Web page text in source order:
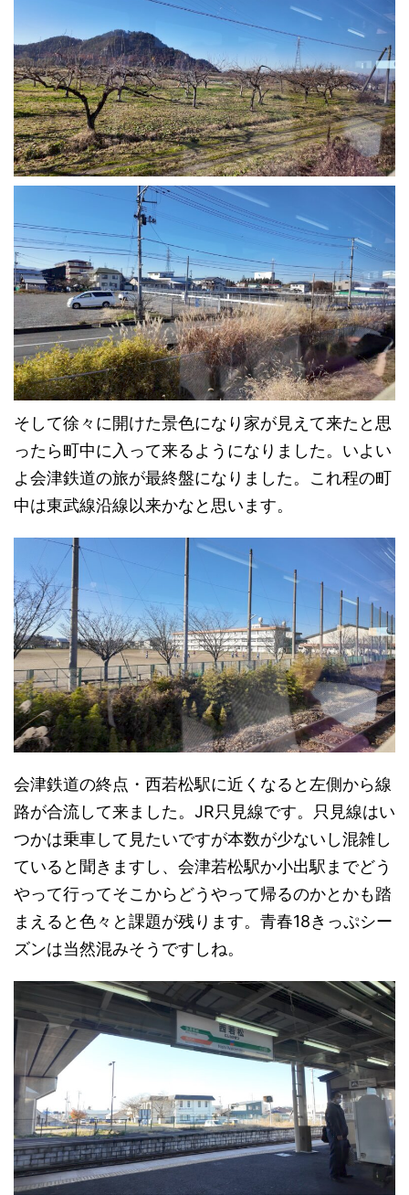
そして徐々に開けた景色になり家が見えて来たと思
ったら町中に入って来るようになりました。いよい
よ会津鉄道の旅が最終盤になりました。これ程の町
中は東武線沿線以来かなと思います。
会津鉄道の終点・西若松駅に近くなると左側から線
路が合流して来ました。JR只見線です。只見線はい
つかは乗車して見たいですが本数が少ないし混雑し
ていると聞きますし、会津若松駅か小出駅までどう
やって行ってそこからどうやって帰るのかとかも踏
まえると色々と課題が残ります。青春18きっぷシー
ズンは当然混みそうですしね。